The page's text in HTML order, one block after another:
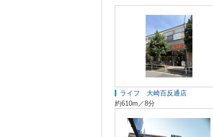
ライフ 大崎百反通店
約610m／8分